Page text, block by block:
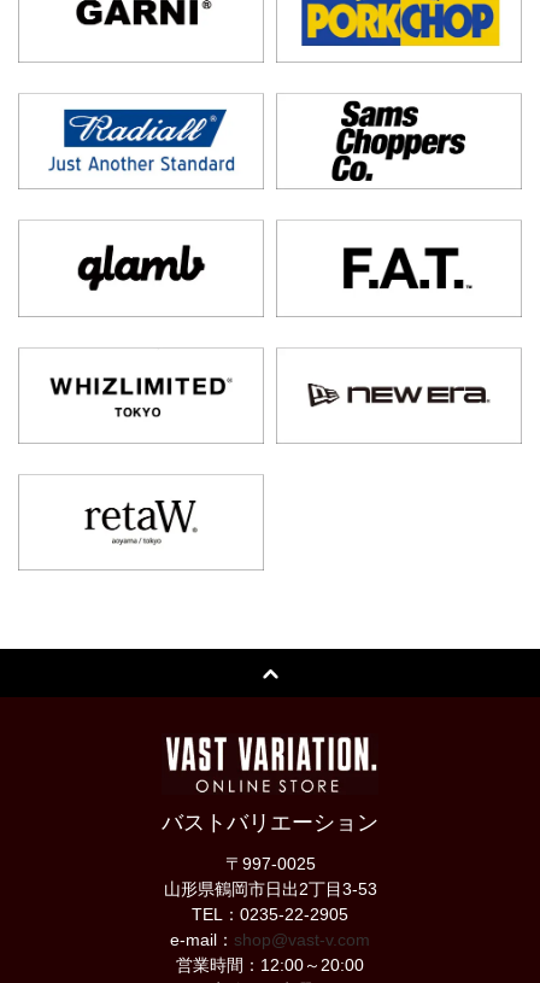
バストバリエーション
〒997-0025
山形県鶴岡市日出2丁目3-53
TEL：0235-22-2905
e-mail： shop@vast-v.com
営業時間：12:00～20:00